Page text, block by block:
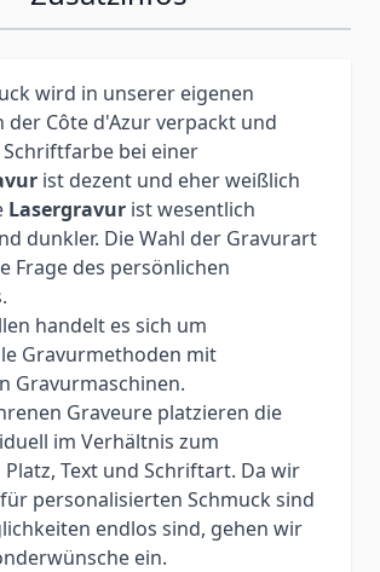
wird in unserer eigenen
der Côte d'Azur verpackt und
bei einer
ist dezent und eher weißlich
Lasergravur ist wesentlich
dunkler. Die Wahl der Gravurart
Frage des persönlichen
handelt es sich um
Gravurmethoden mit
Gravurmaschinen.
Graveure platzieren die
im Verhältnis zum
Text und Schriftart. Da wir
personalisierten Schmuck sind
endlos sind, gehen wir
ein.